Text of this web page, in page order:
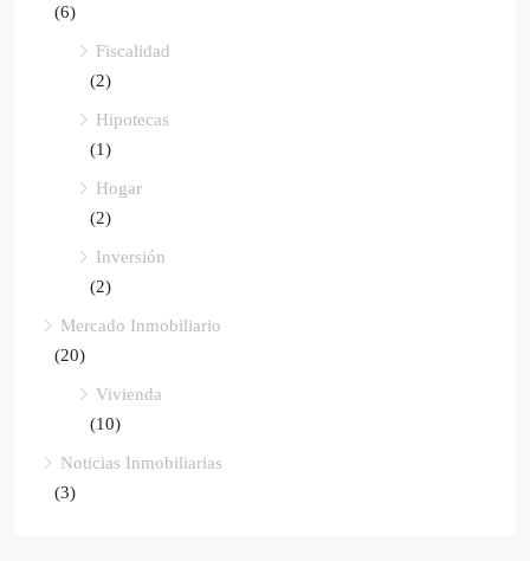
(6)
Fiscalidad
(2)
Hipotecas
(1)
Hogar
(2)
Inversión
(2)
Mercado Inmobiliario
(20)
Vivienda
(10)
Noticias Inmobiliarias
(3)